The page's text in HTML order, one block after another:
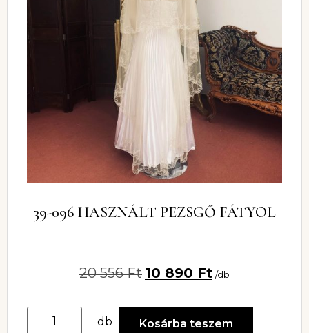
39-096 HASZNÁLT PEZSGŐ FÁTYOL
20 556Ft 10 890 Ft /db
db Kosárba teszem